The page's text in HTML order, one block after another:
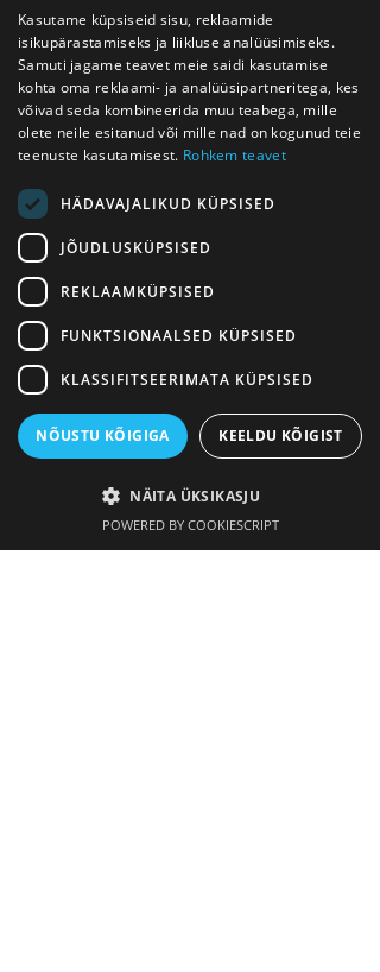
Järjepidevuse hoidmine läbi omavahel
seotud teemade, lihtsustamine
PÕHITEENUSTE LOETELU
ESG tegevusplaanide loomine ja
strateegiast
Kahese olulisuse analüüsi tehniline ja
sisuline tugi
Kasutame küpsiseid sisu, reklaamide
isikupärastamiseks ja liikluse analüüsimiseks.
Samuti jagame teavet meie saidi kasutamise
kohta oma reklaami- ja analüüsipartneritega, kes
võivad seda kombineerida muu teabega, mille
olete neile esitanud või mille nad on kogunud teie
teenuste kasutamisest. Rohkem teavet
HÄDAVAJALIKUD KÜPSISED
JÕUDLUSKÜPSISED
REKLAAMKÜPSISED
FUNKTSIONAALSED KÜPSISED
KLASSIFITSEERIMATA KÜPSISED
NÕUSTU KÕIGIGA KEELDU KÕIGIST
NÄITA ÜKSIKASJU
POWERED BY COOKIESCRIPT